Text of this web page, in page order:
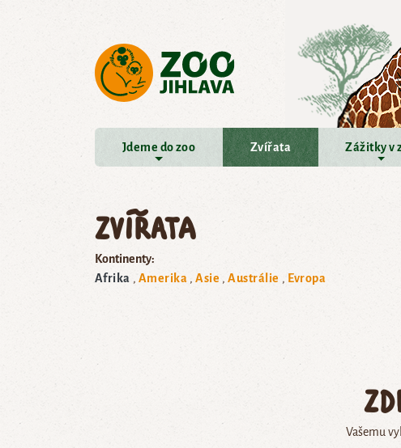
Jdeme do zoo Zvířata Zážitky v
Zvířata
Kontinenty:
Afrika
Amerika Asie Austrálie Evropa
Vašemu